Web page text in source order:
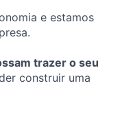
e estamos
trazer o seu
construir uma